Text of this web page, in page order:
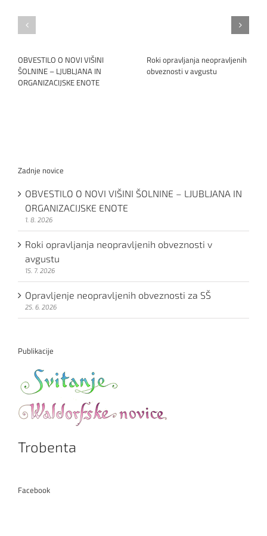
OBVESTILO O NOVI VIŠINI
ŠOLNINE – LJUBLJANA IN
ORGANIZACIJSKE ENOTE
Roki opravljanja neopravljenih
obveznosti v avgustu
Zadnje novice
OBVESTILO O NOVI VIŠINI ŠOLNINE – LJUBLJANA IN
ORGANIZACIJSKE ENOTE
1. 8. 2026
Roki opravljanja neopravljenih obveznosti v
avgustu
15. 7. 2026
Opravljenje neopravljenih obveznosti za SŠ
25. 6. 2026
Publikacije
Trobenta
Facebook